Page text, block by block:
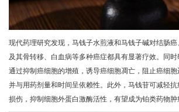
现代药理研究发现，马钱子水煎液和马钱子碱对结肠
及其骨转移、白血病等多种癌症都具有显著疗效。同
通过抑制癌细胞的增殖，诱导癌细胞凋亡，阻止癌细胞
并与用药剂量和时间呈依赖性。此外，马钱苷可减轻
损伤，抑制细胞外蛋白激酶活性，有望成为铂类药物肿